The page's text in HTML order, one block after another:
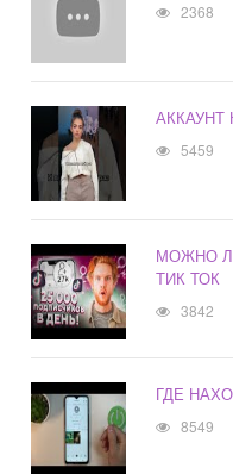
2368
АККАУНТ
5459
МОЖНО
ТИК ТОК
3842
ГДЕ
8549